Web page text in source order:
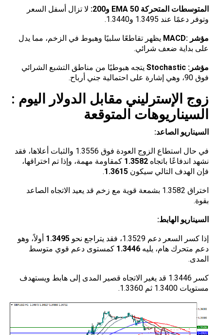
المتوسطات المتحركة EMA 50 و200 : لا تزال أسفل السعر
وتوفر دعمًا عند 1.3495 و1.3440.
مؤشر :MACD
يظهر تقاطعًا سلبيًا وهبوط في الزخم، مما يدل
على بداية ضعف شرائي.
مؤشر: Stochastic
يتجه هبوطيًا من مناطق التشبع الشرائي
فوق 90، وهي إشارة على احتمالية جني أرباح.
زوج الإسترليني مقابل الدولار اليوم :
السيناريوهات المتوقعة
السيناريو الصاعد:
في حال
استطاع الزوج العودة فوق 1.3556 والثبات أعلاها، فقد
نشهد اندفاعًا باتجاه1.3582 كمقاومة مهمة، وإذا تم اختراقها،
فإن الهدف التالي سيكون1.3615
.
اختراق 1.3582 بشمعة قوية مع زخم قد يعيد الاتجاه الصاعد
بقوة.
السيناريو الهابط:
إذا كسر السعر دعم 1.3529، فقد يتراجع نحو 1.3495 أولاً، وهو
دعم متحرك هام، يليه1.3446 كمستوى دعم قوي متوسط
المدى.
كسر 1.3446 قد يغير الاتجاه قصير المدى إلى هابط ويستهدف
مستويات 1.3400 ثم 1.3360.